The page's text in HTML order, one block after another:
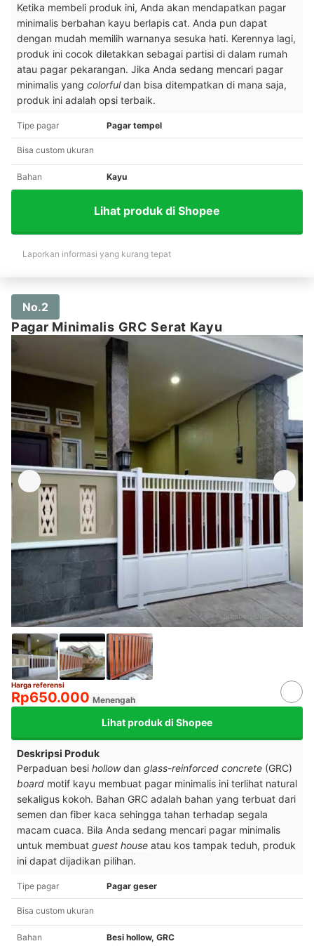
Ketika membeli produk ini, Anda akan mendapatkan pagar
minimalis berbahan kayu berlapis cat. Anda pun dapat
dengan mudah memilih warnanya sesuka hati. Kerennya lagi,
produk ini cocok diletakkan sebagai partisi di dalam rumah
atau pagar pekarangan. Jika Anda sedang mencari pagar
minimalis yang colorfuldan bisa ditempatkan di mana saja,
produk ini adalah opsi terbaik.
Tipe pagar Pagar tempel
Bisa custom ukuran
Bahan Kayu
Lihat produk di Shopee
Laporkan informasi yang kurang tepat
No.2
Pagar Minimalis GRC Serat Kayu
Sumber: shopee.co.id
Harga referensi
Rp650.000 Menengah
Lihat produk di Shopee
Deskripsi Produk
Perpaduan besi hollowdan glass-reinforced concrete (GRC)
board motif kayu membuat pagar minimalis ini terlihat natural
sekaligus kokoh. Bahan GRC adalah bahan yang terbuat dari
semen dan fiber kaca sehingga tahan terhadap segala
macam cuaca. Bila Anda sedang mencari pagar minimalis
untuk membuat guest house atau kos tampak teduh, produk
ini dapat dijadikan pilihan.
Tipe pagar Pagar geser
Bisa custom ukuran
Bahan Besi hollow, GRC